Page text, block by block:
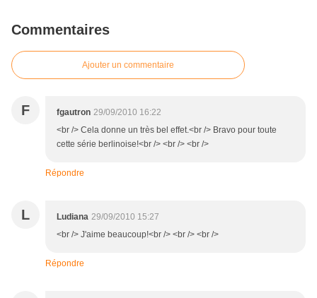
Commentaires
Ajouter un commentaire
F fgautron 29/09/2010 16:22
<br /> Cela donne un très bel effet.<br /> Bravo pour toute
cette série berlinoise!<br /> <br /> <br />
Répondre
L Ludiana 29/09/2010 15:27
<br /> J'aime beaucoup!<br /> <br /> <br />
Répondre